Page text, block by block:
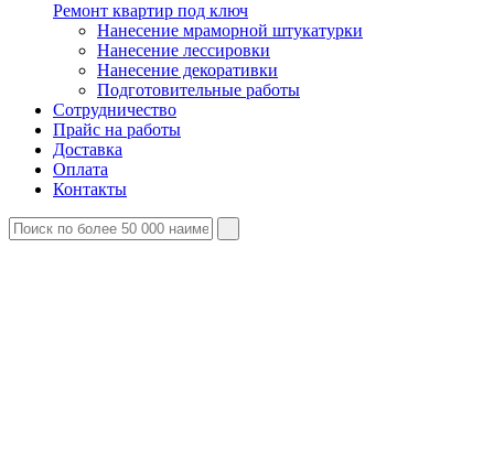
Ремонт квартир под ключ
Нанесение мраморной штукатурки
Нанесение лессировки
Нанесение декоративки
Подготовительные работы
Сотрудничество
Прайс на работы
Доставка
Оплата
Контакты